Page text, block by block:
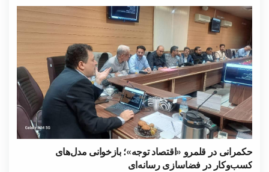
حکمرانی در قلمرو «اقتصاد توجه»؛ بازخوانی مدل‌های
کسب‌وکار در فضاسازی رسانه‌ای